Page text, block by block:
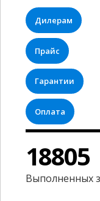
Дилерам
Прайс
Гарантии
Оплата
0
1
2
3
4
5
6
7
8
9
3
4
5
6
7
8
9
5
6
7
8
9
0
0
2
3
4
5
6
Выполненных